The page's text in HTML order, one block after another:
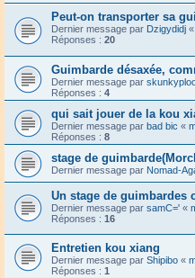
Peut-on transporter sa
Dernier message par Dzigydidj «
Réponses : 20
Guimbarde désaxée,
Dernier message par
Réponses : 4
qui sait jouer de la kou
Dernier message par bad bic «
Réponses : 8
stage de
Dernier message par Nomad-
Un stage de guimbardes
Dernier message par samC=' «
Réponses : 16
Entretien kou xiang
Dernier message par Shipibo «
Réponses : 1